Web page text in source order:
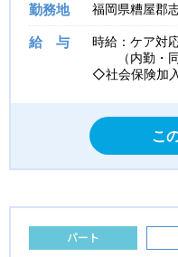
勤務地 福岡県糟屋郡
給 与
時給：ケア
（内勤・同
◇社会保険加
こ
パート